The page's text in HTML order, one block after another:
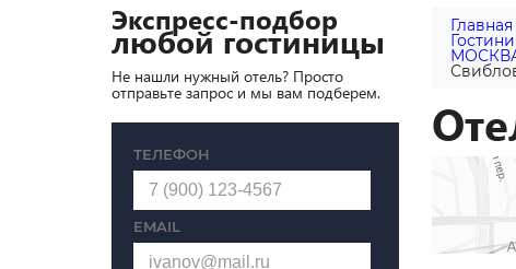
Главная
Экспресс-подбор
любой гостиницы
Не нашли нужный отель? Просто
отправьте запрос и мы вам подберем.
ТЕЛЕФОН
EMAIL